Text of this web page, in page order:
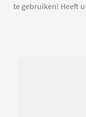
te gebruiken! Heeft